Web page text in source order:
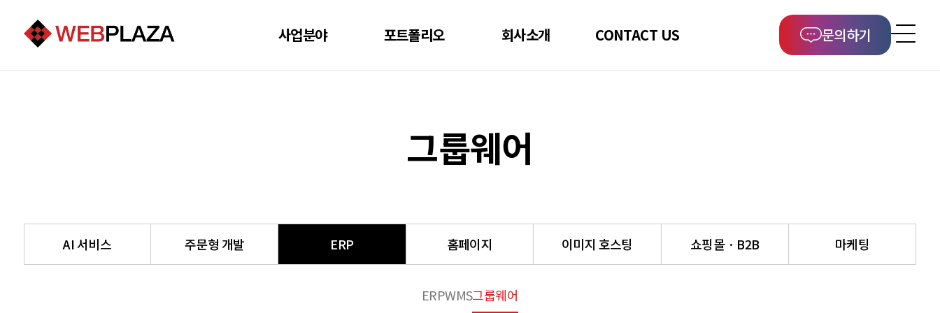
사업분야 포트폴리오 회사소개 CONTACT US 문의하기
그룹웨어
AI 서비스 주문형 개발 ERP 홈페이지 이미지 호스팅 쇼핑몰 · B2B 마케팅
ERPWMS그룹웨어